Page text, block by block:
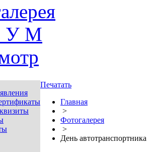
У М
Печатать
Главная
>
Фотогалерея
>
День автотранспортника